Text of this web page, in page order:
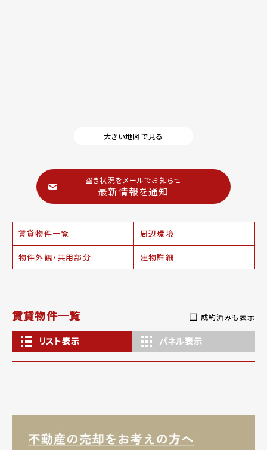
大きい地図で見る
空き状況をメールでお知らせ
最新情報を通知
賃貸物件一覧 周辺環境
物件外観・共用部分 建物詳細
賃貸物件一覧 成約済みも表示
リスト表示 パネル表示